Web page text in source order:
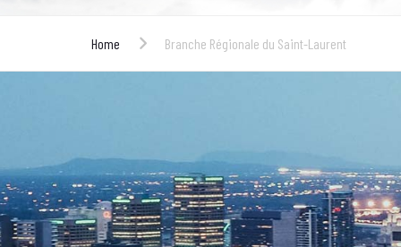
Home Branche Régionale du Saint-Laurent